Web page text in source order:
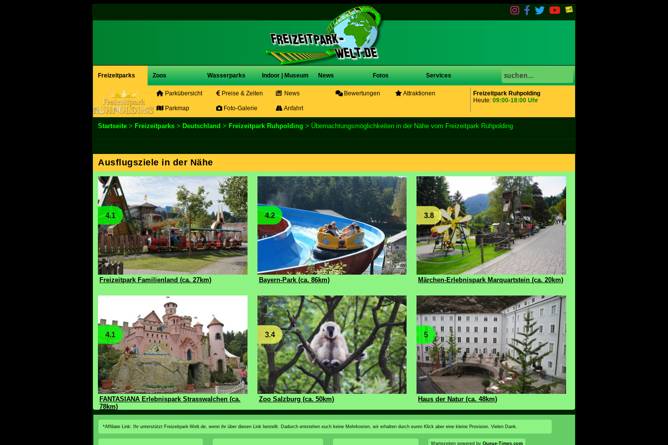
Freizeitparks Zoos Wasserparks Indoor | Museum News Fotos Services
Freizeitpark Ruhpolding
Heute: 09:00-18:00 Uhr
Parkübersicht Preise & Zeiten News Bewertungen Attraktionen
Parkmap Foto-Galerie Anfahrt
Startseite > Freizeitparks > Deutschland > Freizeitpark Ruhpolding > Übernachtungsmöglichkeiten in der Nähe vom Freizeitpark Ruhpolding
Ausflugsziele in der Nähe
4.1
Freizeitpark Familienland (ca. 27km)
4.2
Bayern-Park (ca. 86km)
3.8
Märchen-Erlebnispark Marquartstein (ca. 20km)
4.1
FANTASIANA Erlebnispark Strasswalchen (ca.
78km)
3.4
Zoo Salzburg (ca. 50km)
5
Haus der Natur (ca. 48km)
*Affiliate Link: Ihr unterstützt Freizeitpark-Welt.de, wenn ihr über diesen Link bestellt. Dadurch entstehen euch keine Mehrkosten, wir erhalten durch euren Klick aber eine kleine Provision. Vielen Dank.
Wartezeiten powered by Queue-Times.com